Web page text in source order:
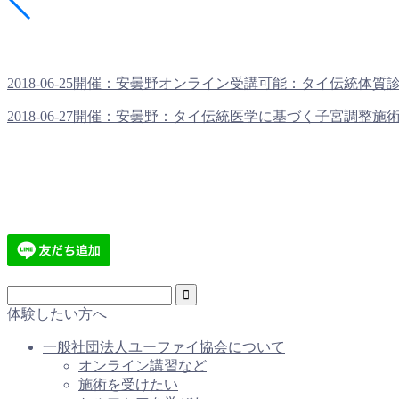
2018-06-25開催：安曇野オンライン受講可能：タイ伝統体質
2018-06-27開催：安曇野：タイ伝統医学に基づく子宮調整施
体験したい方へ
一般社団法人ユーファイ協会について
オンライン講習など
施術を受けたい